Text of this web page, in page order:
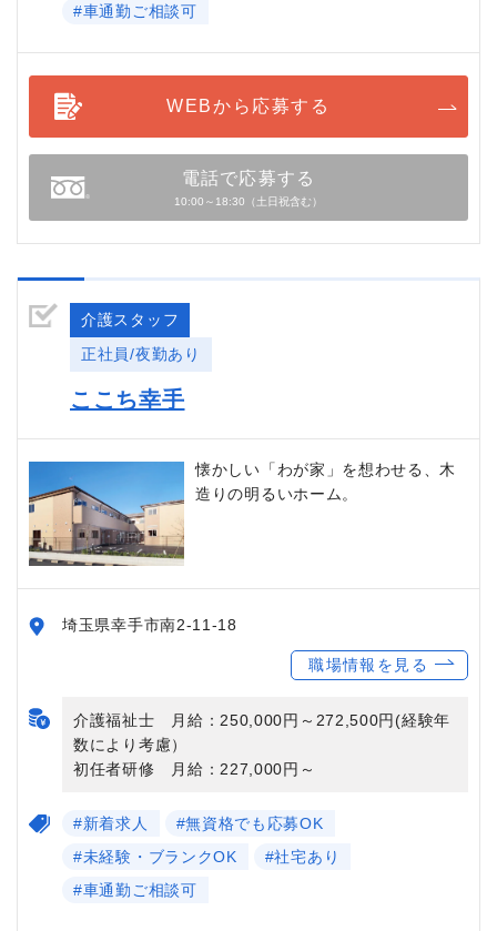
#車通勤ご相談可
WEBから応募する
電話で応募する
10:00～18:30（土日祝含む）
介護スタッフ
正社員/夜勤あり
ここち幸手
懐かしい「わが家」を想わせる、木
造りの明るいホーム。
埼玉県幸手市南2-11-18
職場情報を見る
介護福祉士 月給：250,000円～272,500円(経験年
数により考慮）
初任者研修 月給：227,000円～
#新着求人
#無資格でも応募OK
#未経験・ブランクOK
#社宅あり
#車通勤ご相談可